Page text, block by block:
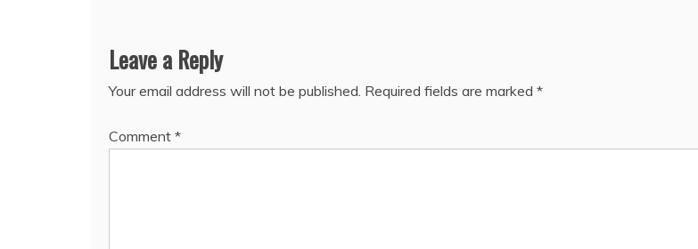
Leave a Reply
Your email address will not be published. Required fields are marked *
Comment *